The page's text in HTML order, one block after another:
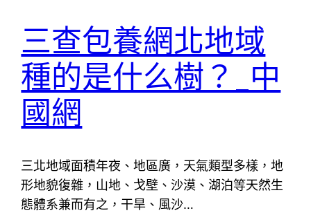
三查包養網北地域
種的是什么樹？_中
國網
三北地域面積年夜、地區廣，天氣類型多樣，地
形地貌復雜，山地、戈壁、沙漠、湖泊等天然生
態體系兼而有之，干旱、風沙…